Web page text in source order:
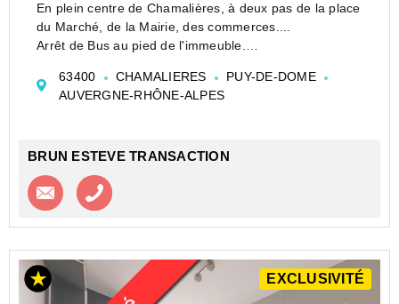
En plein centre de Chamalières, à deux pas de la place
du Marché, de la Mairie, des commerces....
Arrêt de Bus au pied de l'immeuble.
Jolie vue dégagée côté cour au calme.
Vendu en état locatif.
63400 CHAMALIERES
PUY-DE-DOME
AUVERGNE-RHÔNE-ALPES
BRUN ESTEVE TRANSACTION
Contacter l'agence
EXCLUSIVITÉ